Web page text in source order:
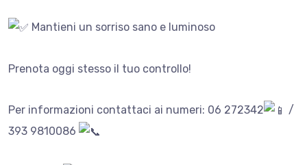
Mantieni un sorriso sano e luminoso
Prenota oggi stesso il tuo controllo!
Per informazioni contattaci ai numeri: 06 272342
/
393 9810086